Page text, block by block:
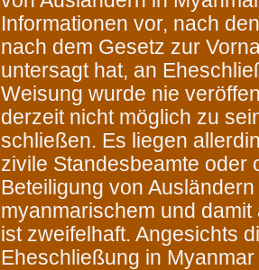
Informationen vor, nach
nach dem Gesetz zur
untersagt hat, an
Weisung wurde nie
derzeit nicht möglich zu
schließen. Es liegen
zivile Standesbeamte oder
Beteiligung von
myanmarischem und
ist zweifelhaft. Angesichts
Eheschließung in